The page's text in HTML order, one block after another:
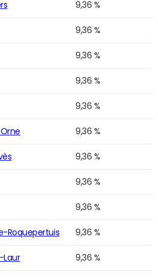
9,36 %
9,36 %
9,36 %
9,36 %
9,36 %
9,36 %
9,36 %
9,36 %
9,36 %
Roquepertuis 9,36 %
Laur 9,36 %